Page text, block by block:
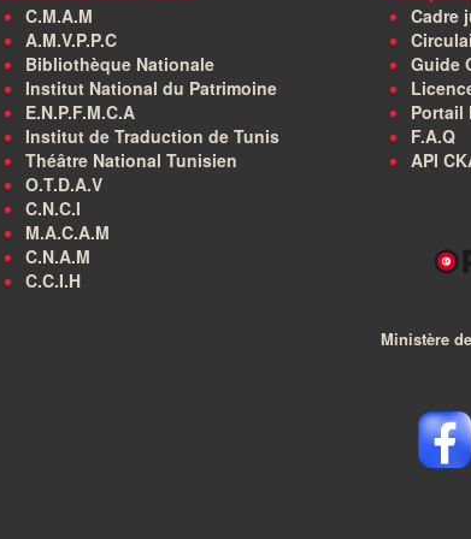
C.M.A.M
A.M.V.P.P.C
Bibliothèque Nationale
Institut National du Patrimoine
E.N.P.F.M.C.A
Institut de Traduction de Tunis
Théâtre National Tunisien
O.T.D.A.V
C.N.C.I
M.A.C.A.M
C.N.A.M
C.C.I.H
Cadre
Guide
Portail
F.A.Q
API
Ministère